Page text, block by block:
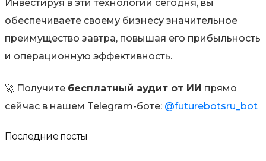
Инвестируя в эти технологии сегодня, вы
обеспечиваете своему бизнесу значительное
преимущество завтра, повышая его прибыльность
и операционную эффективность.
🚀 Получите бесплатный аудит от ИИ прямо
сейчас в нашем Telegram-боте: @futurebotsru_bot
Последние посты